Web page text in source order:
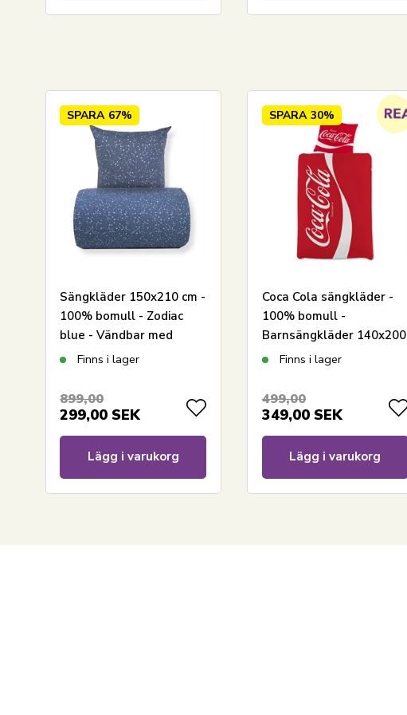
SPARA 67%
Sängkläder 150x210 cm -
100% bomull - Zodiac
blue - Vändbar med
stjärnor
Finns i lager
899,00
299,00 SEK
Lägg i varukorg
SPARA 30%
Coca Cola sängkläder -
100% bomull -
Barnsängkläder 140x200
cm
Finns i lager
499,00
349,00 SEK
Lägg i varukorg